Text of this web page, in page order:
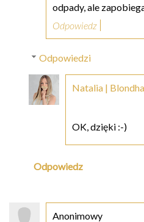
odpady, ale
Odpowiedz
Odpowiedzi
Natalia |
OK, dzięki :-)
Odpowiedz
Anonimowy